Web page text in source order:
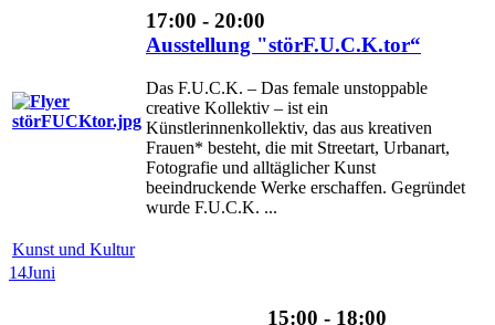
17:00 - 20:00
Ausstellung "störF.U.C.K.tor“
Das F.U.C.K. – Das female unstoppable
creative Kollektiv – ist ein
Künstlerinnenkollektiv, das aus kreativen
Frauen* besteht, die mit Streetart, Urbanart,
Fotografie und alltäglicher Kunst
beeindruckende Werke erschaffen. Gegründet
wurde F.U.C.K. ...
Kunst und Kultur
14Juni
15:00 - 18:00